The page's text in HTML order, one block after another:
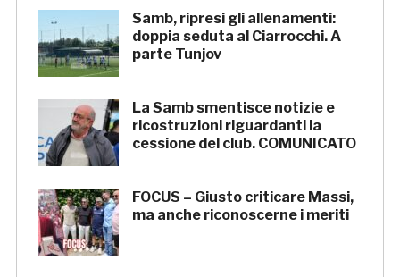
Samb, ripresi gli allenamenti:
doppia seduta al Ciarrocchi. A
parte Tunjov
La Samb smentisce notizie e
ricostruzioni riguardanti la
cessione del club. COMUNICATO
FOCUS – Giusto criticare Massi,
ma anche riconoscerne i meriti